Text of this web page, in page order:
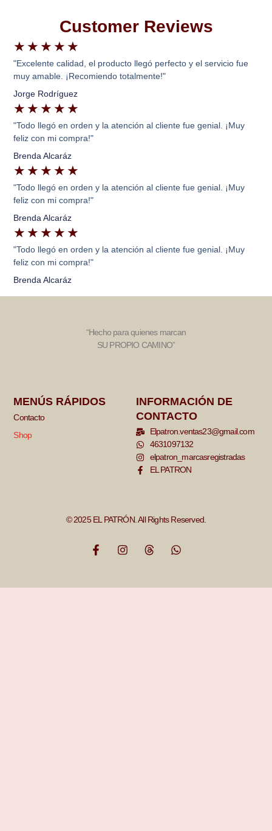
Customer Reviews
★ ★ ★ ★ ★
"Excelente calidad, el producto llegó perfecto y el servicio fue
muy amable. ¡Recomiendo totalmente!"
Jorge Rodríguez
★ ★ ★ ★ ★
"Todo llegó en orden y la atención al cliente fue genial. ¡Muy
feliz con mi compra!"
Brenda Alcaráz
★ ★ ★ ★ ★
"Todo llegó en orden y la atención al cliente fue genial. ¡Muy
feliz con mi compra!"
Brenda Alcaráz
★ ★ ★ ★ ★
"Todo llegó en orden y la atención al cliente fue genial. ¡Muy
feliz con mi compra!"
Brenda Alcaráz
“Hecho para quienes marcan
SU PROPIO CAMINO”
MENÚS RÁPIDOS
Contacto
Shop
INFORMACIÓN DE
CONTACTO
Elpatron.ventas23@gmail.com
4631097132
elpatron_marcasregistradas
EL PATRON
© 2025 EL PATRÓN. All Rights Reserved.